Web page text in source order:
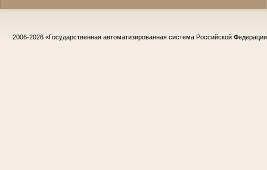
2006-2026 «Государственная автоматизированная система Российской